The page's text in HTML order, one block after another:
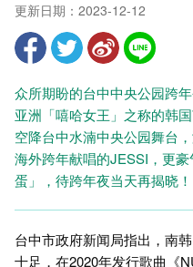
更新日期：2023-12-12
众所期盼的台中中央公园跨
亚洲「嘻哈女王」之称的韩
空降台中水湳中央公园舞台
海外跨年献唱的JESSI，更
蛋」，待跨年夜当天再揭晓！
台中市政府新闻局指出，南
十足，在2020年发行歌曲《